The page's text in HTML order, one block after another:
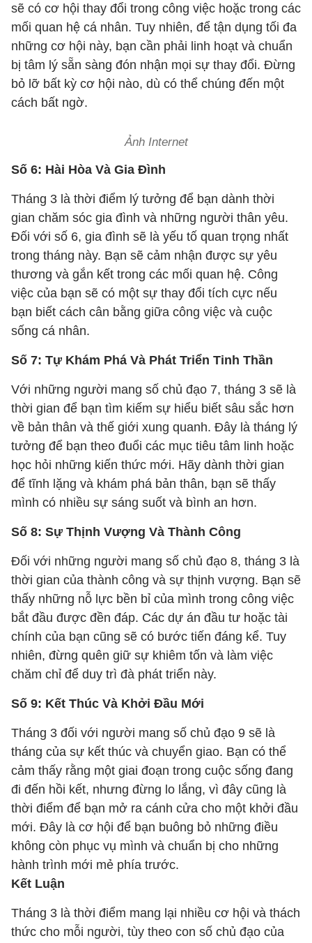
sẽ có cơ hội thay đổi trong công việc hoặc trong các
mối quan hệ cá nhân. Tuy nhiên, để tận dụng tối đa
những cơ hội này, bạn cần phải linh hoạt và chuẩn
bị tâm lý sẵn sàng đón nhận mọi sự thay đổi. Đừng
bỏ lỡ bất kỳ cơ hội nào, dù có thể chúng đến một
cách bất ngờ.
Ảnh Internet
Số 6: Hài Hòa Và Gia Đình
Tháng 3 là thời điểm lý tưởng để bạn dành thời
gian chăm sóc gia đình và những người thân yêu.
Đối với số 6, gia đình sẽ là yếu tố quan trọng nhất
trong tháng này. Bạn sẽ cảm nhận được sự yêu
thương và gắn kết trong các mối quan hệ. Công
việc của bạn sẽ có một sự thay đổi tích cực nếu
bạn biết cách cân bằng giữa công việc và cuộc
sống cá nhân.
Số 7: Tự Khám Phá Và Phát Triển Tinh Thần
Với những người mang số chủ đạo 7, tháng 3 sẽ là
thời gian để bạn tìm kiếm sự hiểu biết sâu sắc hơn
về bản thân và thế giới xung quanh. Đây là tháng lý
tưởng để bạn theo đuổi các mục tiêu tâm linh hoặc
học hỏi những kiến thức mới. Hãy dành thời gian
để tĩnh lặng và khám phá bản thân, bạn sẽ thấy
mình có nhiều sự sáng suốt và bình an hơn.
Số 8: Sự Thịnh Vượng Và Thành Công
Đối với những người mang số chủ đạo 8, tháng 3 là
thời gian của thành công và sự thịnh vượng. Bạn sẽ
thấy những nỗ lực bền bỉ của mình trong công việc
bắt đầu được đền đáp. Các dự án đầu tư hoặc tài
chính của bạn cũng sẽ có bước tiến đáng kể. Tuy
nhiên, đừng quên giữ sự khiêm tốn và làm việc
chăm chỉ để duy trì đà phát triển này.
Số 9: Kết Thúc Và Khởi Đầu Mới
Tháng 3 đối với người mang số chủ đạo 9 sẽ là
tháng của sự kết thúc và chuyển giao. Bạn có thể
cảm thấy rằng một giai đoạn trong cuộc sống đang
đi đến hồi kết, nhưng đừng lo lắng, vì đây cũng là
thời điểm để bạn mở ra cánh cửa cho một khởi đầu
mới. Đây là cơ hội để bạn buông bỏ những điều
không còn phục vụ mình và chuẩn bị cho những
hành trình mới mẻ phía trước.
Kết Luận
Tháng 3 là thời điểm mang lại nhiều cơ hội và thách
thức cho mỗi người, tùy theo con số chủ đạo của